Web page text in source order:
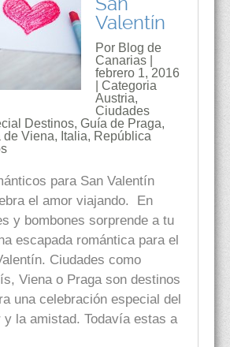
Valentín
Por Blog de
Canarias |
febrero 1, 2016
| Categoria
Austria,
Ciudades
Destinos, Guía de Praga,
de Viena, Italia, República
para San Valentín
el amor viajando. En
y bombones sorprende a tu
escapada romántica para el
Ciudades como
Viena o Praga son destinos
una celebración especial del
y la amistad. Todavía estas a